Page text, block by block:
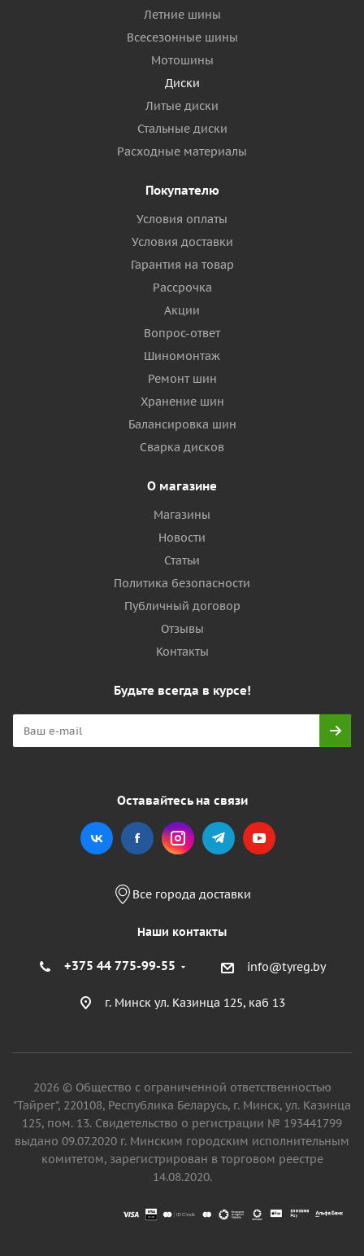
Летние шины
Всесезонные шины
Мотошины
Диски
Литые диски
Стальные диски
Расходные материалы
Покупателю
Условия оплаты
Условия доставки
Гарантия на товар
Рассрочка
Акции
Вопрос-ответ
Шиномонтаж
Ремонт шин
Хранение шин
Балансировка шин
Сварка дисков
О магазине
Магазины
Новости
Статьи
Политика безопасности
Публичный договор
Отзывы
Контакты
Будьте всегда в курсе!
Оставайтесь на связи
Все города доставки
Наши контакты
+375 44 775-99-55 info@tyreg.by
г. Минск ул. Казинца 125, каб 13
2026 © Общество с ограниченной ответственностью
"Тайрег", 220108, Республика Беларусь, г. Минск, ул. Казинца
125, пом. 13. Свидетельство о регистрации № 193441799
выдано 09.07.2020 г. Минским городским исполнительным
комитетом, зарегистрирован в торговом реестре
14.08.2020.